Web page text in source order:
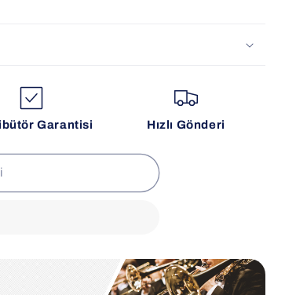
Garantisi Hızlı Gönderi